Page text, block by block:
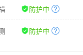
防护中
防护中